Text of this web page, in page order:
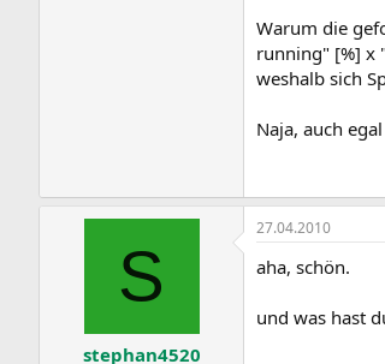
Warum die
running" [%] x
weshalb sich
Naja, auch
S
stephan4520
27.04.2010
aha, schön.
und was hast